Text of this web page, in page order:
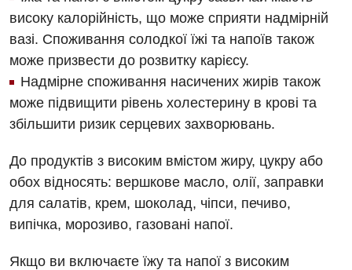
Дитяча кардіоревматологія
Дитяча ортопедія і травматологія
Дитяча оториноларингологія
Дитяча урологія
Дитяча хірургія
високу калорійність, що може сприяти надмірній
вазі. Споживання солодкої їжі та напоїв також
може призвести до розвитку карієсу.
Надмірне споживання насичених жирів також
може підвищити рівень холестерину в крові та
збільшити ризик серцевих захворювань.
До продуктів з високим вмістом жиру, цукру або
обох відносять: вершкове масло, олії, заправки
для салатів, крем, шоколад, чіпси, печиво,
випічка, морозиво, газовані напої.
Якщо ви включаєте їжу та напої з високим